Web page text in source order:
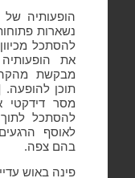
הופעותיה
נשארות
להסתכל
את
מבקשת מהקהל
תוכן להופעה.
מסר דידקטי
להסתכל
לאוסף
בהם צפה.
פינה באוש